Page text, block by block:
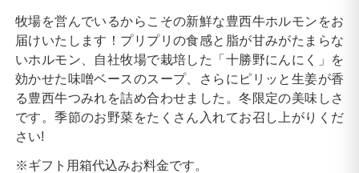
牧場を営んでいるからこその新鮮な豊西牛ホルモンをお
届けいたします！プリプリの食感と脂が甘みがたまらな
いホルモン、自社牧場で栽培した「十勝野にんにく」を
効かせた味噌ベースのスープ、さらにピリッと生姜が香
る豊西牛つみれを詰め合わせました。冬限定の美味しさ
です。季節のお野菜をたくさん入れてお召し上がりくだ
さい!
※ギフト用箱代込みお料金です。